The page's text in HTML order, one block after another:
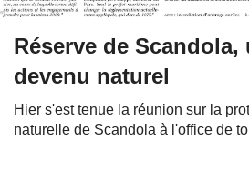
Réserve de
devenu naturel
Hier s'est tenue la réunion sur la
naturelle de Scandola à l'office de